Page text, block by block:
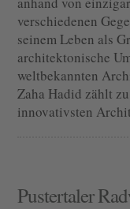
verschiedenen
seinem Leben als
architektonische
weltbekannten
Zaha Hadid zählt
innovativsten
Pustertaler